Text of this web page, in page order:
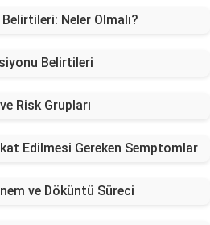
Neler Olmalı?
Belirtileri
Risk Grupları
Edilmesi Gereken Semptomlar
ve Döküntü Süreci